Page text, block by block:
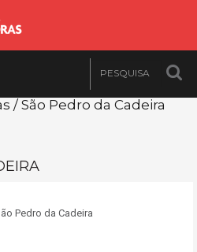
/ São Pedro da Cadeira